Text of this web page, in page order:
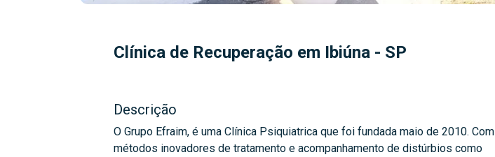
Clínica de Recuperação em Ibiúna - SP
Descrição
O Grupo Efraim, é uma Clínica Psiquiatrica que foi fundada maio de 2010. Com
métodos inovadores de tratamento e acompanhamento de distúrbios como